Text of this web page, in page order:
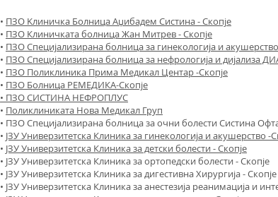
• ПЗО Kлиничка Болница Аџибадем Систина - Скопје
• ПЗО Клиничката болница Жан Митрев - Скопје
• ПЗО Специјализирана болница за гинекологија и
• ПЗО Специјализирана болница за нефрологија и дијализа
• ПЗО Поликлиника Прима Медикал Центар -Скопје
• ПЗО Болница РЕМЕДИКА-Скопје
• ПЗО СИСТИНА НЕФРОПЛУС
• Поликлиниката Нова Медикал Груп​
• ПЗО Специјализирана болница за очни болести Систина
• ЈЗУ Универзитетска Клиника за гинекологија и акушерство -
• ЈЗУ Универзитетска Клиника за детски болести - Скопје
• ЈЗУ Универзитетска Клиника за ортопедски болести - Скопје
• ЈЗУ Универзитетска Клиника за дигестивна Хирургија - Скопје
• ЈЗУ Универзитетска Клиника за aнестезија реанимација и